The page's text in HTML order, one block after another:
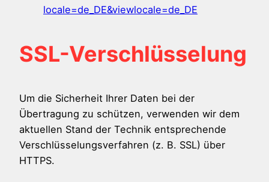
locale=de_DE&viewlocale=de_DE
SSL-Verschlüsselung
Um die Sicherheit Ihrer Daten bei der
Übertragung zu schützen, verwenden wir dem
aktuellen Stand der Technik entsprechende
Verschlüsselungsverfahren (z. B. SSL) über
HTTPS.